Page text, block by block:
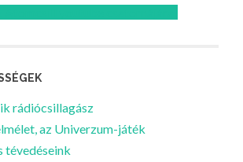
rádiócsillagász
az Univerzum-játék
tévedéseink